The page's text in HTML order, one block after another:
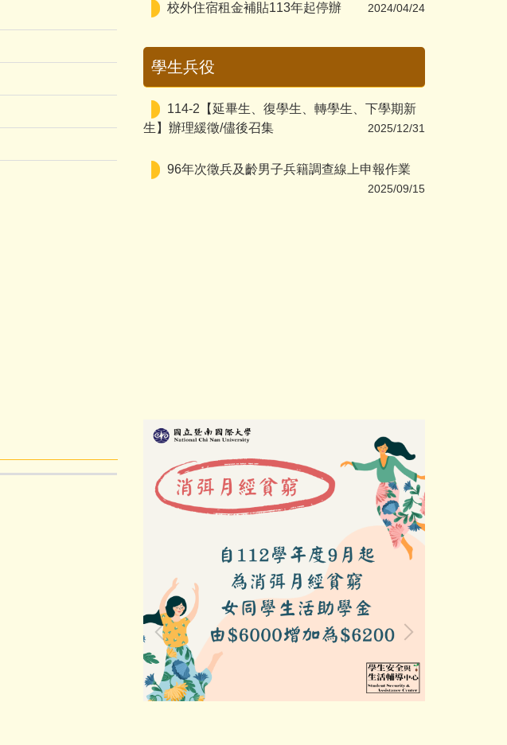
校外住宿租金補貼113年起停辦 2024/04/24
學生兵役
114-2【延畢生、復學生、轉學生、下學期新
生】辦理緩徵/儘後召集
2025/12/31
96年次徵兵及齡男子兵籍調查線上申報作業
2025/09/15